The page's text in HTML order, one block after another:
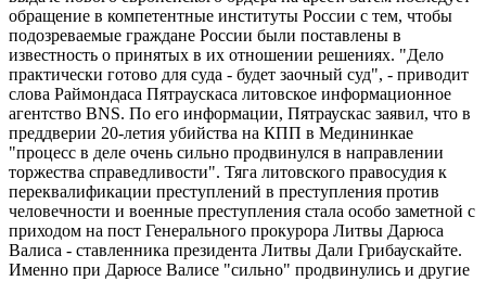
обращение в компетентные институты России с тем, чтобы
подозреваемые граждане России были поставлены в
известность о принятых в их отношении решениях. "Дело
практически готово для суда - будет заочный суд", - приводит
слова Раймондаса Пятраускаса литовское информационное
агентство BNS. По его информации, Пятраускас заявил, что в
преддверии 20-летия убийства на КПП в Медининкае
"процесс в деле очень сильно продвинулся в направлении
торжества справедливости". Тяга литовского правосудия к
переквалификации преступлений в преступления против
человечности и военные преступления стала особо заметной с
приходом на пост Генерального прокурора Литвы Дарюса
Валиса - ставленника президента Литвы Дали Грибаускайте.
Именно при Дарюсе Валисе "сильно" продвинулись и другие